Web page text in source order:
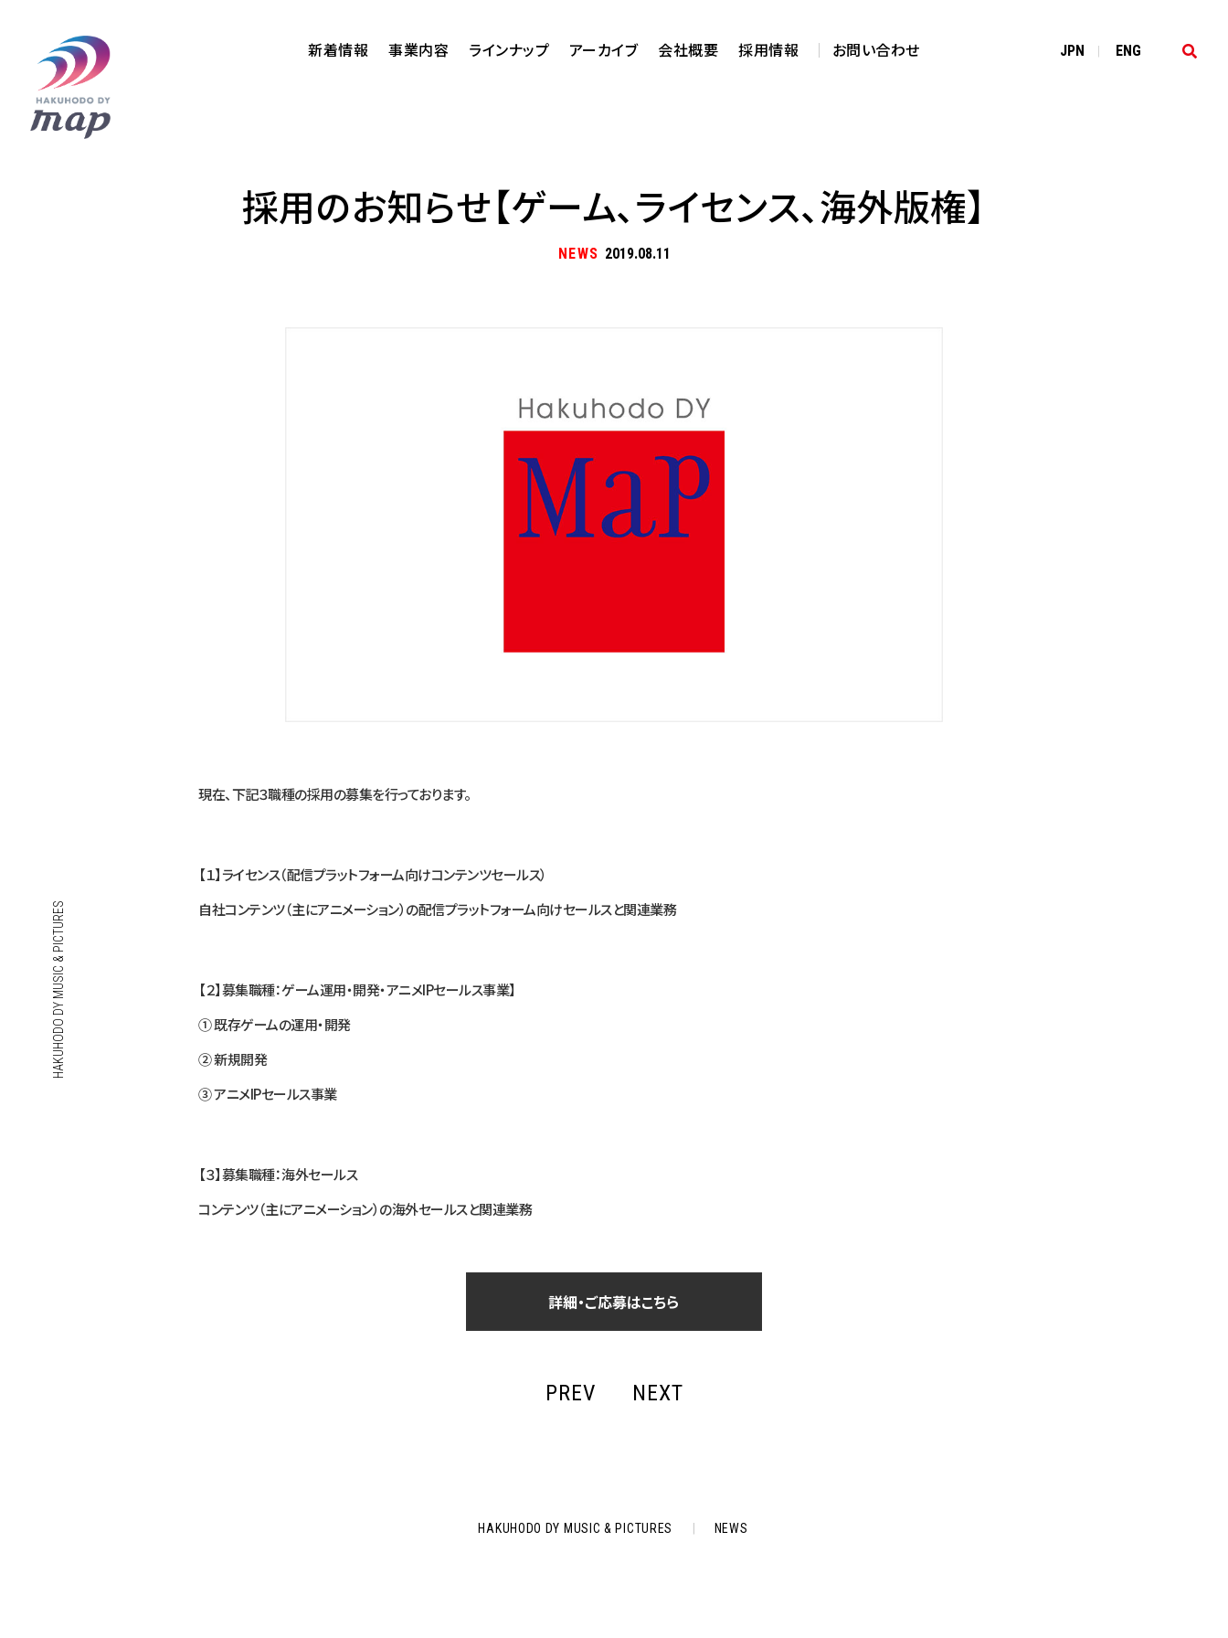
JPN | ENG
新着情報 事業内容 ラインナップ アーカイブ 会社概要 採用情報 お問い合わせ
HAKUHODO DY MUSIC & PICTURES
採用のお知らせ【ゲーム、ライセンス、海外版権】
NEWS 2019.08.11
現在、下記３職種の採用の募集を行っております。
【１】ライセンス（配信プラットフォーム向けコンテンツセールス）
自社コンテンツ（主にアニメーション）の配信プラットフォーム向けセールスと関連業務
【２】募集職種：ゲーム運用・開発・アニメIPセールス事業】
① 既存ゲームの運用・開発
② 新規開発
③ アニメIPセールス事業
【３】募集職種：海外セールス
コンテンツ（主にアニメーション）の海外セールスと関連業務
詳細・ご応募はこちら
PREV NEXT
HAKUHODO DY MUSIC & PICTURES NEWS